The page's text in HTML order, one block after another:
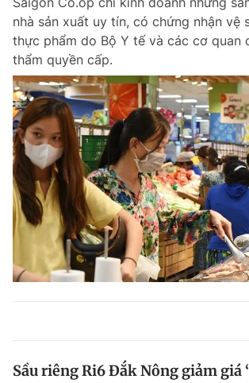
nhà sản xuất uy tín, có chứng nhận vệ
thực phẩm do Bộ Y tế và các cơ quan
thẩm quyền cấp.
Sầu riêng Ri6 Đắk Nông giảm giá